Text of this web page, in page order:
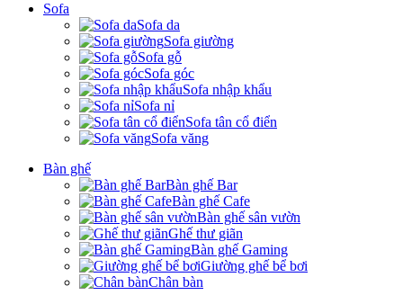
Sofa
Sofa da
Sofa giường
Sofa gỗ
Sofa góc
Sofa nhập khẩu
Sofa nỉ
Sofa tân cổ điển
Sofa văng
Bàn ghế
Bàn ghế Bar
Bàn ghế Cafe
Bàn ghế sân vườn
Ghế thư giãn
Bàn ghế Gaming
Giường ghế bể bơi
Chân bàn